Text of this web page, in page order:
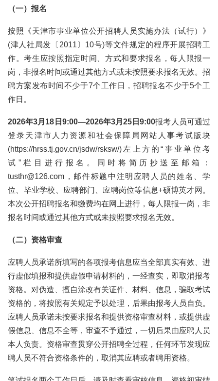
（一）报名
按照《天津市事业单位公开招聘人员实施办法（试行）》
(津人社局发〔2011〕10号)等文件规定的程序开展招聘工
作。考生应按照指定时间、方式和要求报名，每人限报一
岗，非报名时间或通过其他方式或未按照要求报名无效。招
聘方案发布时间不少于7个工作日，招聘报名不少于5个工
作日。
2026年3月18日9:00—2026年3月25日9:00报考人员可通过
登录天津市人力资源和社会保障局网站人事考试版块
(https://hrss.tj.gov.cn/jsdw/rsksw/)左上方的“事业单位考
试”栏目进行报名。同时将简历抄送至邮箱：
tusthr@126.com，邮件标题中注明应聘人员的姓名、学
位、毕业学校、应聘部门、应聘岗位等信息+硕博英才网。
本次公开招聘报名和缴费均在网上进行，每人限报一岗，非
报名时间或通过其他方式或未按照要求报名无效。
（二）资格审查
应聘人员承诺所填写的各项报考信息应当全部真实有效、进
行虚假填报和提供虚假申请材料的，一经查实，即取消报考
资格。对伪造、擅自涂改有关证件、材料、信息，骗取考试
资格的，将按照有关规定予以处理，后果由报考人员自负。
应聘人员承诺未按要求报名和提供资格审查材料，或提供虚
假信息、信息不全等，审查不予通过，一切后果由应聘人员
本人负责。资格审查贯穿公开招聘全过程，任何环节发现应
聘人员不符合资格条件的，取消其应聘或者聘用资格。